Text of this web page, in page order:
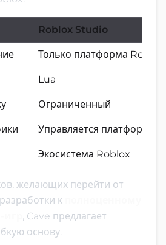
Roblox Studio
Только платформа Roblox
Lua
Ограниченный
Управляется платформой
Экосистема Roblox
желающих перейти от
к
, Cave предлагает
основу.